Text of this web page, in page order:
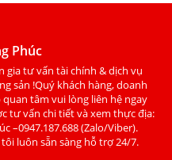
Phúc
gia tư vấn tài chính & dịch vụ
sản !Quý khách hàng, doanh
quan tâm vui lòng liên hệ ngay
tư vấn chi tiết và xem thực địa:
–0947.187.688 (Zalo/Viber).
luôn sẵn sàng hỗ trợ 24/7.